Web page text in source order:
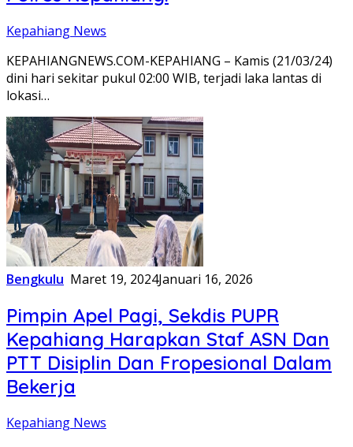
Kepahiang News
KEPAHIANGNEWS.COM-KEPAHIANG – Kamis (21/03/24)
dini hari sekitar pukul 02:00 WIB, terjadi laka lantas di
lokasi…
Bengkulu Maret 19, 2024Januari 16, 2026
Pimpin Apel Pagi, Sekdis PUPR
Kepahiang Harapkan Staf ASN Dan
PTT Disiplin Dan Fropesional Dalam
Bekerja
Kepahiang News